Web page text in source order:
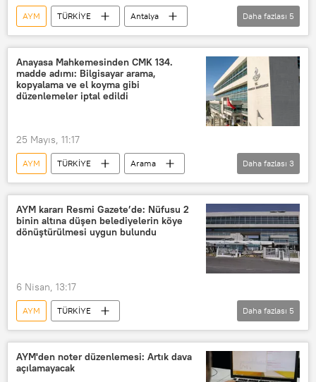
AYM TÜRKİYE
Antalya
Anayasa Mahkemesi (AYM)
Yüksek Mahkeme
Aile Mahkemesi
Nafaka
süresiz nafaka
Daha fazlası 5
Anayasa Mahkemesinden CMK 134.
madde adımı: Bilgisayar arama,
kopyalama ve el koyma gibi
düzenlemeler iptal edildi
25 Mayıs, 11:17
AYM TÜRKİYE
Arama
iptal
Anayasa Mahkemesi (AYM)
Anayasa
Daha fazlası 3
AYM kararı Resmi Gazete’de: Nüfusu 2
binin altına düşen belediyelerin köye
dönüştürülmesi uygun bulundu
6 Nisan, 13:17
AYM
TÜRKİYE
Anayasa Mahkemesi (AYM)
Köy
Yüksek Mahkeme
CHP
Anayasa
Daha fazlası 5
AYM'den noter düzenlemesi: Artık dava
açılamayacak